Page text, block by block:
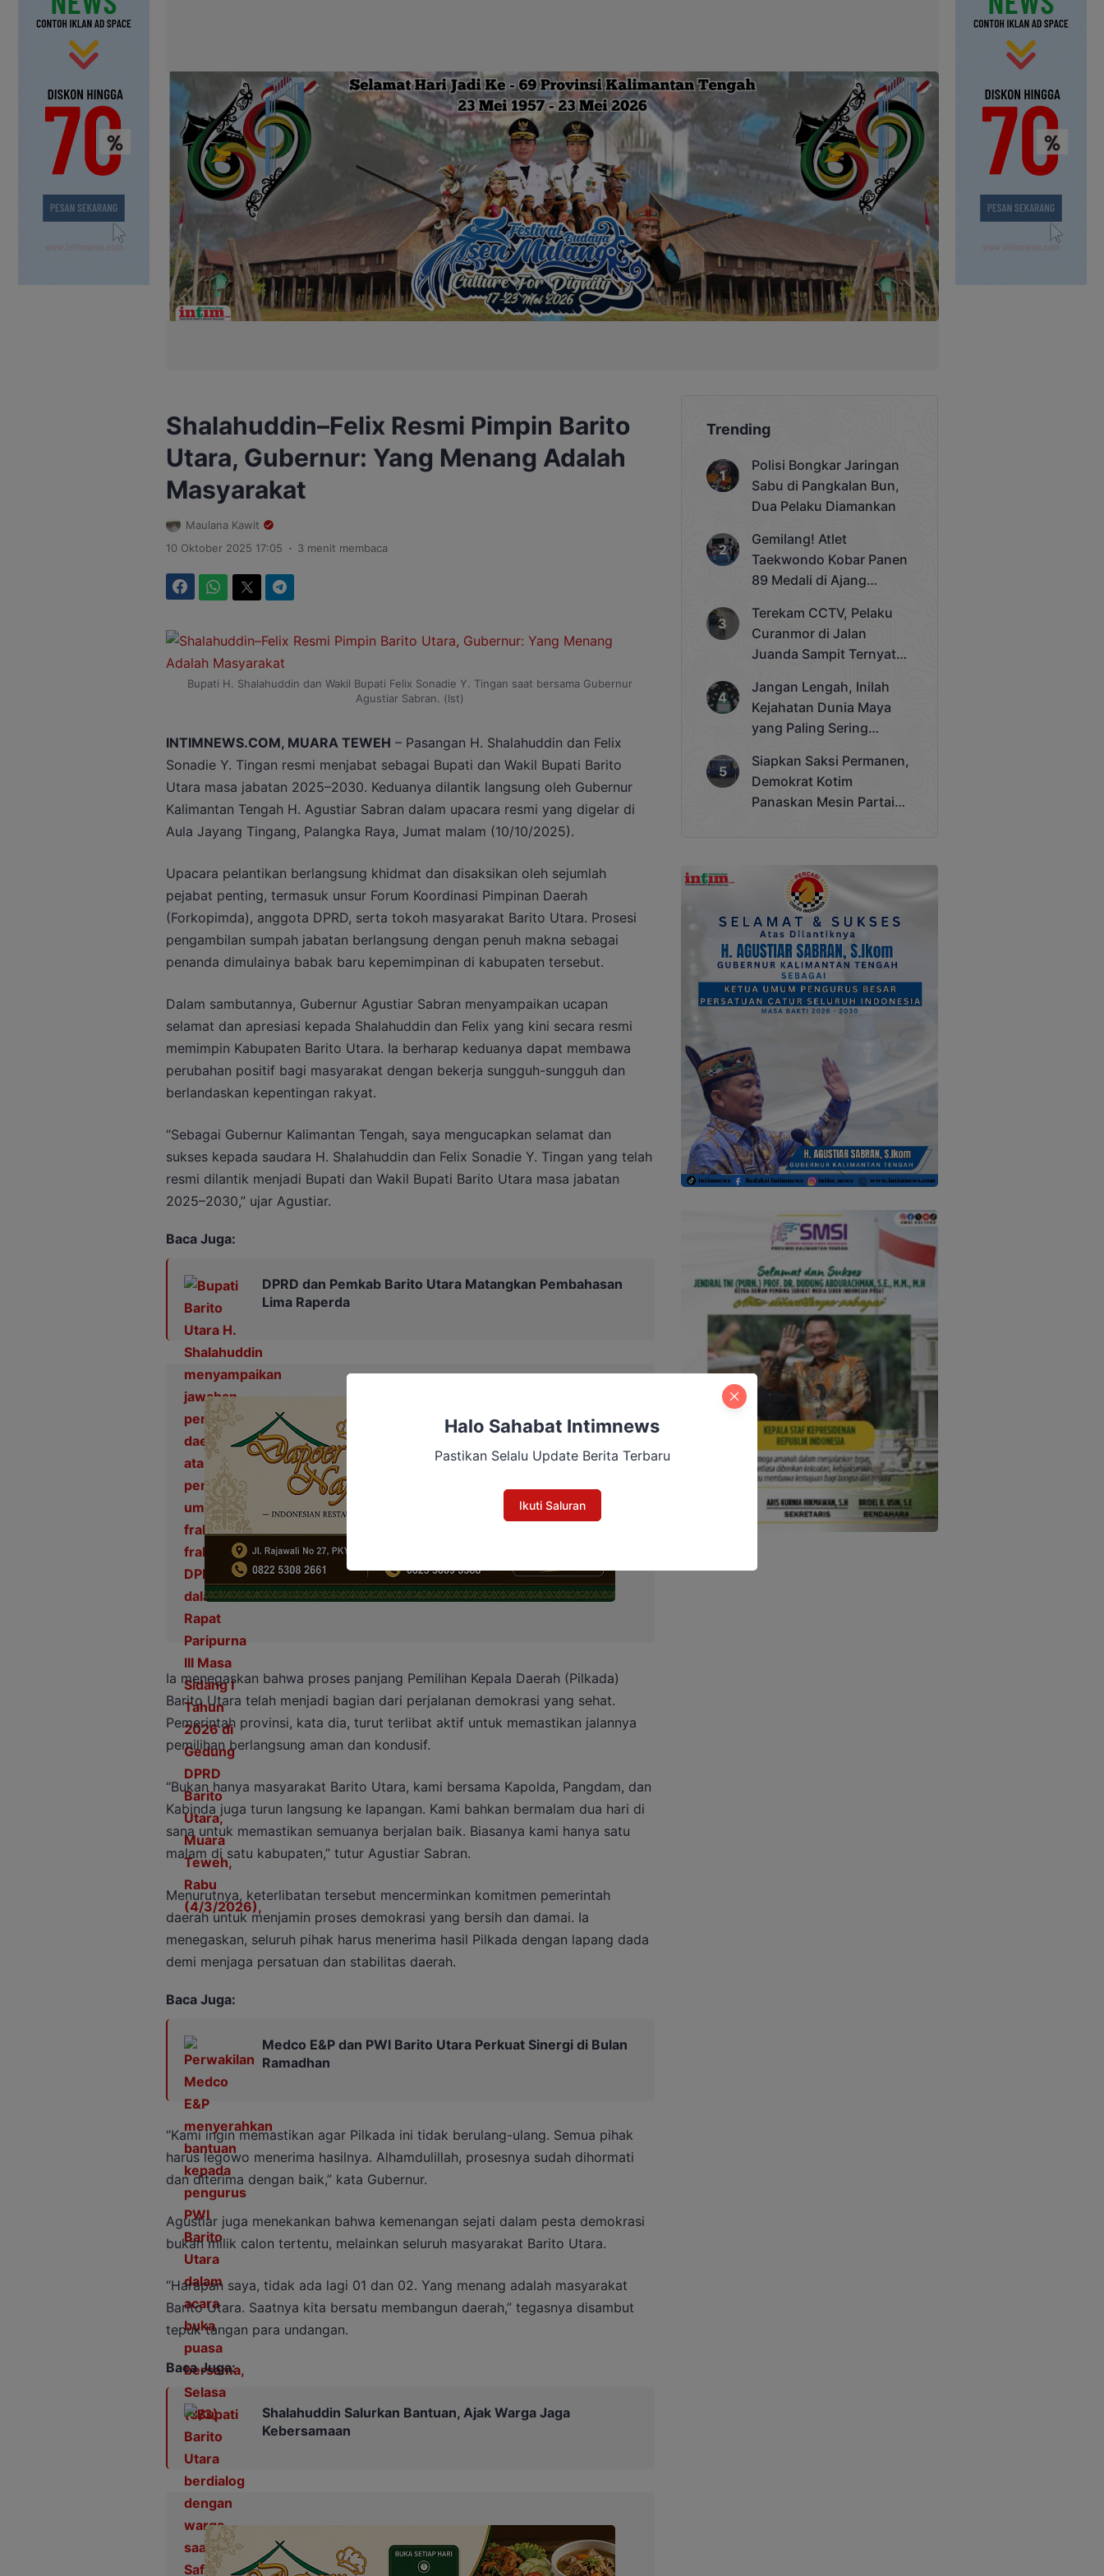
Shalahuddin–Felix Resmi Pimpin Barito
Utara, Gubernur: Yang Menang Adalah
Masyarakat
Maulana Kawit
10 Oktober 2025 17:05 . 3 menit membaca
Bupati H. Shalahuddin dan Wakil Bupati Felix Sonadie Y. Tingan saat bersama Gubernur
Agustiar Sabran. (Ist)
INTIMNEWS.COM, MUARA TEWEH – Pasangan H. Shalahuddin dan Felix
Sonadie Y. Tingan resmi menjabat sebagai Bupati dan Wakil Bupati Barito
Utara masa jabatan 2025–2030. Keduanya dilantik langsung oleh Gubernur
Kalimantan Tengah H. Agustiar Sabran dalam upacara resmi yang digelar di
Aula Jayang Tingang, Palangka Raya, Jumat malam (10/10/2025).
Upacara pelantikan berlangsung khidmat dan disaksikan oleh sejumlah
pejabat penting, termasuk unsur Forum Koordinasi Pimpinan Daerah
(Forkopimda), anggota DPRD, serta tokoh masyarakat Barito Utara. Prosesi
pengambilan sumpah jabatan berlangsung dengan penuh makna sebagai
penanda dimulainya babak baru kepemimpinan di kabupaten tersebut.
Dalam sambutannya, Gubernur Agustiar Sabran menyampaikan ucapan
selamat dan apresiasi kepada Shalahuddin dan Felix yang kini secara resmi
memimpin Kabupaten Barito Utara. Ia berharap keduanya dapat membawa
perubahan positif bagi masyarakat dengan bekerja sungguh-sungguh dan
berlandaskan kepentingan rakyat.
“Sebagai Gubernur Kalimantan Tengah, saya mengucapkan selamat dan
sukses kepada saudara H. Shalahuddin dan Felix Sonadie Y. Tingan yang telah
resmi dilantik menjadi Bupati dan Wakil Bupati Barito Utara masa jabatan
2025–2030,” ujar Agustiar.
Baca Juga:
DPRD dan Pemkab Barito Utara Matangkan Pembahasan
Lima Raperda
Ia menegaskan bahwa proses panjang Pemilihan Kepala Daerah (Pilkada)
Barito Utara telah menjadi bagian dari perjalanan demokrasi yang sehat.
Pemerintah provinsi, kata dia, turut terlibat aktif untuk memastikan jalannya
pemilihan berlangsung aman dan kondusif.
“Bukan hanya masyarakat Barito Utara, kami bersama Kapolda, Pangdam, dan
Kabinda juga turun langsung ke lapangan. Kami bahkan bermalam dua hari di
sana untuk memastikan semuanya berjalan baik. Biasanya kami hanya satu
malam di satu kabupaten,” tutur Agustiar Sabran.
Menurutnya, keterlibatan tersebut mencerminkan komitmen pemerintah
daerah untuk menjamin proses demokrasi yang bersih dan damai. Ia
menegaskan, seluruh pihak harus menerima hasil Pilkada dengan lapang dada
demi menjaga persatuan dan stabilitas daerah.
Baca Juga:
Medco E&P dan PWI Barito Utara Perkuat Sinergi di Bulan
Ramadhan
“Kami ingin memastikan agar Pilkada ini tidak berulang-ulang. Semua pihak
harus legowo menerima hasilnya. Alhamdulillah, prosesnya sudah dihormati
dan diterima dengan baik,” kata Gubernur.
Agustiar juga menekankan bahwa kemenangan sejati dalam pesta demokrasi
bukan milik calon tertentu, melainkan seluruh masyarakat Barito Utara.
“Harapan saya, tidak ada lagi 01 dan 02. Yang menang adalah masyarakat
Barito Utara. Saatnya kita bersatu membangun daerah,” tegasnya disambut
tepuk tangan para undangan.
Baca Juga:
Shalahuddin Salurkan Bantuan, Ajak Warga Jaga
Kebersamaan
Trending
Polisi Bongkar Jaringan
Sabu di Pangkalan Bun,
Dua Pelaku Diamankan
Gemilang! Atlet
Taekwondo Kobar Panen
89 Medali di Ajang
Cup 2025
Terekam CCTV, Pelaku
Curanmor di Jalan
Juanda Sampit Ternyata
Jangan Lengah, Inilah
Kejahatan Dunia Maya
yang Paling Sering
Siapkan Saksi Permanen,
Demokrat Kotim
Panaskan Mesin Partai
Halo Sahabat Intimnews
Pastikan Selalu Update Berita Terbaru
Ikuti Saluran